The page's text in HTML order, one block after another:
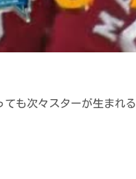
ても次々スターが生まれ